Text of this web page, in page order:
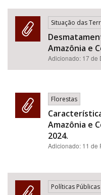
Situação das
Amazônia e
Adicionado: 17 de
Florestas
Amazônia e
2024.
Adicionado: 11 de
Políticas Públicas